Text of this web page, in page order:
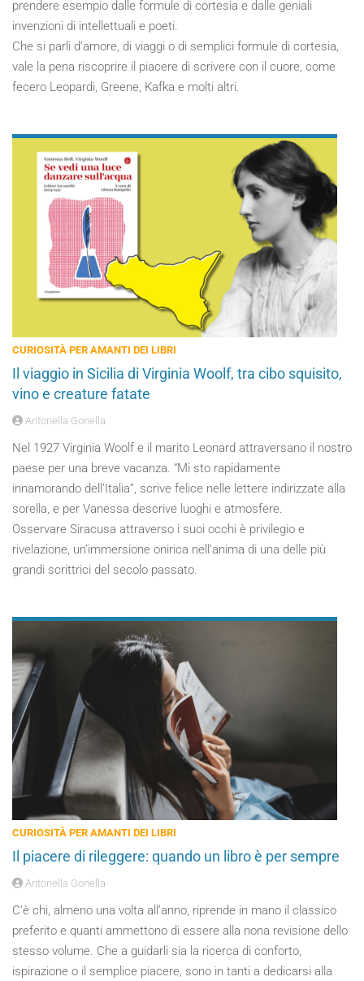
prendere esempio dalle formule di cortesia e dalle geniali
invenzioni di intellettuali e poeti.
Che si parli d’amore, di viaggi o di semplici formule di cortesia,
vale la pena riscoprire il piacere di scrivere con il cuore, come
fecero Leopardi, Greene, Kafka e molti altri.
CURIOSITÀ PER AMANTI DEI LIBRI
Il viaggio in Sicilia di Virginia Woolf, tra cibo squisito,
vino e creature fatate
Antonella Gonella
Nel 1927 Virginia Woolf e il marito Leonard attraversano il nostro
paese per una breve vacanza. “Mi sto rapidamente
innamorando dell’Italia”, scrive felice nelle lettere indirizzate alla
sorella, e per Vanessa descrive luoghi e atmosfere.
Osservare Siracusa attraverso i suoi occhi è privilegio e
rivelazione, un’immersione onirica nell’anima di una delle più
grandi scrittrici del secolo passato.
CURIOSITÀ PER AMANTI DEI LIBRI
Il piacere di rileggere: quando un libro è per sempre
Antonella Gonella
C’è chi, almeno una volta all’anno, riprende in mano il classico
preferito e quanti ammettono di essere alla nona revisione dello
stesso volume. Che a guidarli sia la ricerca di conforto,
ispirazione o il semplice piacere, sono in tanti a dedicarsi alla